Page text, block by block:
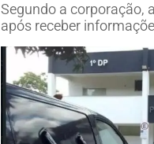
Segundo a corporação,
após receber